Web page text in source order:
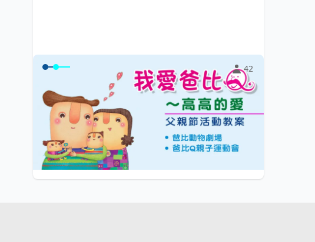
42
〈我愛爸比Q～高高的愛〉父親節活
動教案
本活動方案以《童詩劇場～爸比Q》音樂專輯，結合「爸
比動物園」教學活動、「爸比Q親子運動會」...
小陽光e學園